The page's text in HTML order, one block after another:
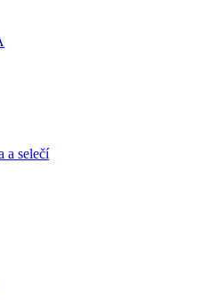
a selečí